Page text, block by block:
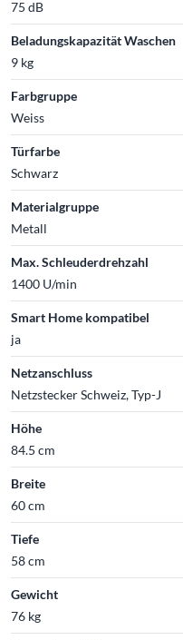
75 dB
Beladungskapazität Waschen
9 kg
Farbgruppe
Weiss
Türfarbe
Schwarz
Materialgruppe
Metall
Max. Schleuderdrehzahl
1400 U/min
Smart Home kompatibel
ja
Netzanschluss
Netzstecker Schweiz, Typ-J
Höhe
84.5 cm
Breite
60 cm
Tiefe
58 cm
Gewicht
76 kg